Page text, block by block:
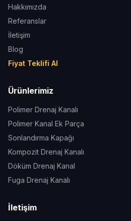
Hakkımızda
Referanslar
İletişim
Blog
Fiyat Teklifi Al
Ürünlerimiz
Polimer Drenaj Kanalı
Polimer Kanal Ek Parça
Sonlandırma Kapağı
Kompozit Drenaj Kanalı
Döküm Drenaj Kanal
Fuga Drenaj Kanalı
İletişim